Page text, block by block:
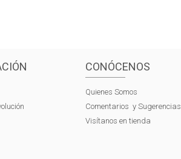
CONÓCENOS
Quienes Somos
Comentarios y Sugerencias
Visítanos en tienda